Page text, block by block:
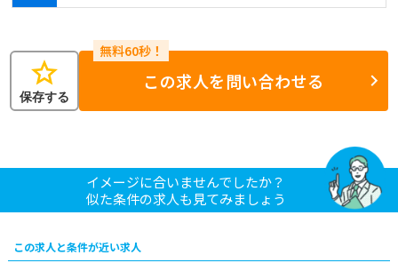
star
保存する
この求人を問い合わせる
イメージに合いませんでしたか？
似た条件の求人も見てみましょう
この求人と条件が近い求人